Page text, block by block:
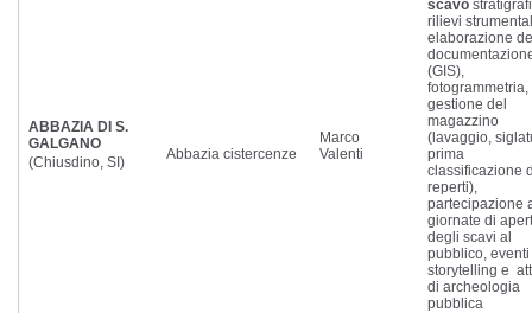
ABBAZIA DI S.
GALGANO
(Chiusdino, SI)
Abbazia cistercenze
Marco
Valenti
scavo
rilievi
elaborazione
(GIS),
fotogrammetria,
gestione del
magazzino
(lavaggio,
prima
classificazione
reperti),
partecipazione
giornate di
degli scavi al
pubblico,
storytelling e
di archeologia
pubblica